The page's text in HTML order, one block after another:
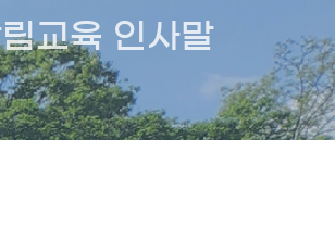
교육 인사말